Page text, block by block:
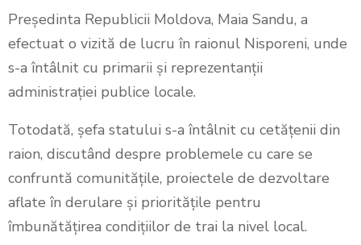
Președinta Republicii Moldova, Maia Sandu, a
efectuat o vizită de lucru în raionul Nisporeni, unde
s-a întâlnit cu primarii și reprezentanții
administrației publice locale.
Totodată, șefa statului s-a întâlnit cu cetățenii din
raion, discutând despre problemele cu care se
confruntă comunitățile, proiectele de dezvoltare
aflate în derulare și prioritățile pentru
îmbunătățirea condițiilor de trai la nivel local.